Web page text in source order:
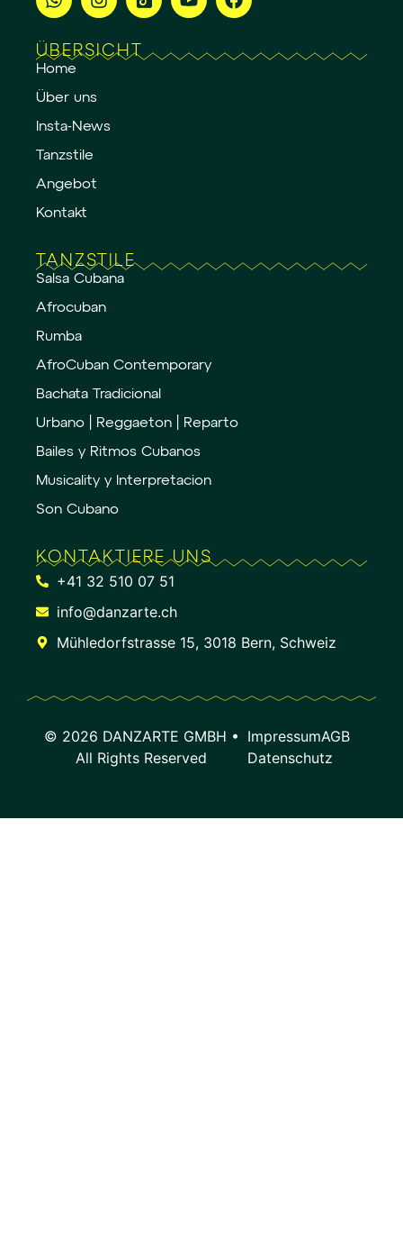
ÜBERSICHT
Home
Über uns
Insta-News
Tanzstile
Angebot
Kontakt
TANZSTILE
Salsa Cubana
Afrocuban
Rumba
AfroCuban Contemporary
Bachata Tradicional
Urbano | Reggaeton | Reparto
Bailes y Ritmos Cubanos
Musicality y Interpretacion
Son Cubano
KONTAKTIERE UNS
+41 32 510 07 51
info@danzarte.ch
Mühledorfstrasse 15, 3018 Bern, Schweiz
ImpressumAGB
Datenschutz
© 2026 DANZARTE GMBH •
All Rights Reserved